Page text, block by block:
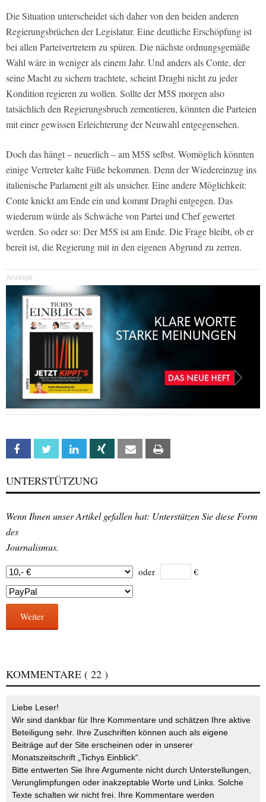
Die Situation unterscheidet sich daher von den beiden anderen
Regierungsbrüchen der Legislatur. Eine deutliche Erschöpfung ist
bei allen Parteivertretern zu spüren. Die nächste ordnungsgemäße
Wahl wäre in weniger als einem Jahr. Und anders als Conte, der
seine Macht zu sichern trachtete, scheint Draghi nicht zu jeder
Kondition regieren zu wollen. Sollte der M5S morgen also
tatsächlich den Regierungsbruch zementieren, könnten die Parteien
mit einer gewissen Erleichterung der Neuwahl entgegensehen.
Doch das hängt – neuerlich – am M5S selbst. Womöglich könnten
einige Vertreter kalte Füße bekommen. Denn der Wiedereinzug ins
italienische Parlament gilt als unsicher. Eine andere Möglichkeit:
Conte knickt am Ende ein und kommt Draghi entgegen. Das
wiederum würde als Schwäche von Partei und Chef gewertet
werden. So oder so: Der M5S ist am Ende. Die Frage bleibt, ob er
bereit ist, die Regierung mit in den eigenen Abgrund zu zerren.
Anzeige
Facebook Twitter Linkedin Xing Email
UNTERSTÜTZUNG
Wenn Ihnen unser Artikel gefallen hat: Unterstützen Sie diese Form
des
Journalismus.
oder €
Weiter
KOMMENTARE ( 22 )
Liebe Leser!
Wir sind dankbar für Ihre Kommentare und schätzen Ihre aktive
Beteiligung sehr. Ihre Zuschriften können auch als eigene
Beiträge auf der Site erscheinen oder in unserer
Monatszeitschrift „Tichys Einblick“.
Bitte entwerten Sie Ihre Argumente nicht durch Unterstellungen,
Verunglimpfungen oder inakzeptable Worte und Links. Solche
Texte schalten wir nicht frei. Ihre Kommentare werden